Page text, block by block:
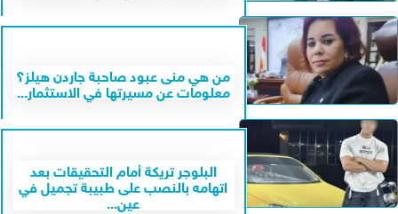
من هي منى عبود صاحبة جاردن هيلز؟
معلومات عن مسيرتها في الاستثمار...
البلوجر تريكة أمام التحقيقات بعد
اتهامه بالنصب على طبيبة تجميل في
عين...